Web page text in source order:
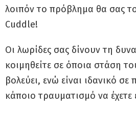
λοιπόν το πρόβλημα θα σας
Cuddle!
Οι λωρίδες σας δίνουν τη
κοιμηθείτε σε όποια στάση
βολεύει, ενώ είναι ιδανικό
κάποιο τραυματισμό να έχετε